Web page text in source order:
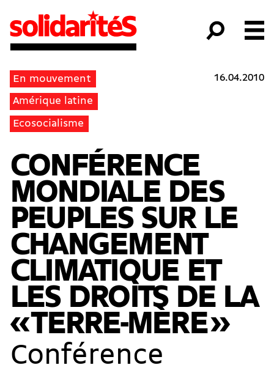
En mouvement
Amérique latine
Ecosocialisme
16.04.2010
CONFÉRENCE
MONDIALE DES
PEUPLES SUR LE
CHANGEMENT
CLIMATIQUE ET
LES DROITS DE LA
« TERRE-MÈRE »
Conférence